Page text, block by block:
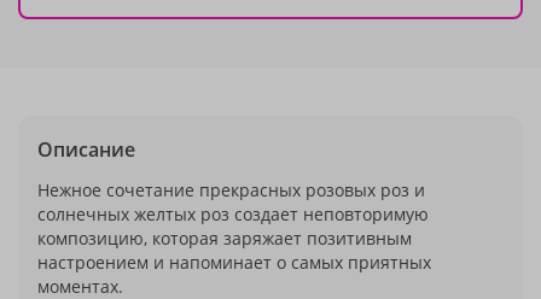
Описание
Нежное сочетание прекрасных розовых роз и
солнечных желтых роз создает неповторимую
композицию, которая заряжает позитивным
настроением и напоминает о самых приятных
моментах.